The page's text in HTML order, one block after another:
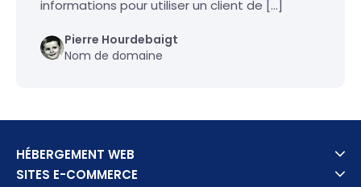
informations pour utiliser un client de […]
Pierre Hourdebaigt
Nom de domaine
HÉBERGEMENT WEB
SITES E-COMMERCE